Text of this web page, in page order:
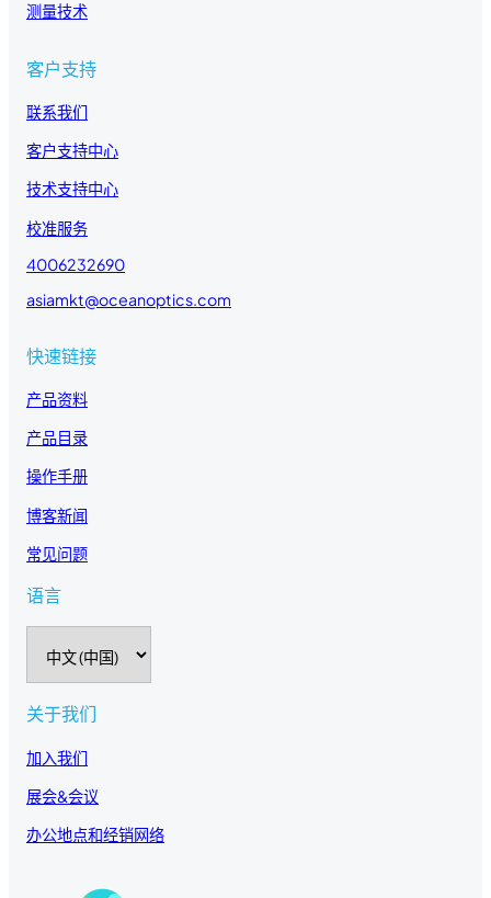
测量技术
客户支持
联系我们
客户支持中心
技术支持中心
校准服务
4006232690
asiamkt@oceanoptics.com
快速链接
产品资料
产品目录
操作手册
博客新闻
常见问题
语言
语
言
关于我们
加入我们
展会&会议
办公地点和经销网络